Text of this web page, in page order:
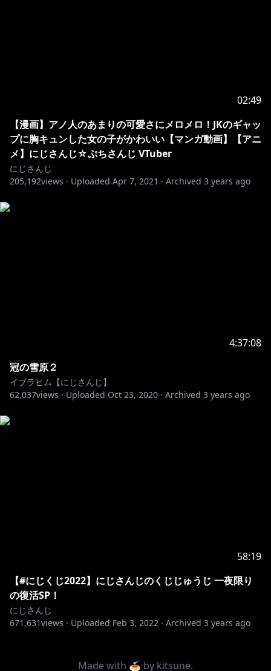
02:49
【漫画】アノ人のあまりの可愛さにメロメロ！JKのギャッ
プに胸キュンした女の子がかわいい【マンガ動画】【アニ
メ】にじさんじ☆ぷちさんじ VTuber
にじさんじ
205,192views · Uploaded Apr 7, 2021 · Archived 3 years ago
4:37:08
冠の雪原２
イブラヒム【にじさんじ】
62,037views · Uploaded Oct 23, 2020 · Archived 3 years ago
58:19
【#にじくじ2022】にじさんじのくじじゅうじ 一夜限り
の復活SP！
にじさんじ
671,631views · Uploaded Feb 3, 2022 · Archived 3 years ago
Made with 🍝 by kitsune.